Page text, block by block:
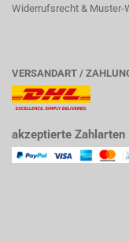
Widerrufsrecht & Muster-
VERSANDART /
akzeptierte Zahlarten